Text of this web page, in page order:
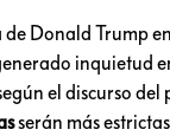
Donald Trump
inquietud
el discurso del
serán más